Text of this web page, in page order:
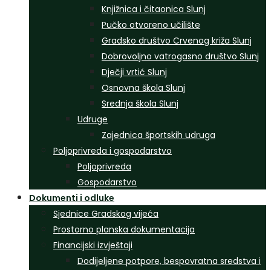
Knjižnica i čitaonica Slunj
Pučko otvoreno učilište
Gradsko društvo Crvenog križa Slunj
Dobrovoljno vatrogasno društvo Slunj
Dječji vrtić Slunj
Osnovna škola Slunj
Srednja škola Slunj
Udruge
Zajednica športskih udruga
Poljoprivreda i gospodarstvo
Poljoprivreda
Gospodarstvo
Dokumenti i odluke
Sjednice Gradskog vijeća
Prostorno planska dokumentacija
Financijski izvještaji
Dodijeljene potpore, bespovratna sredstva i